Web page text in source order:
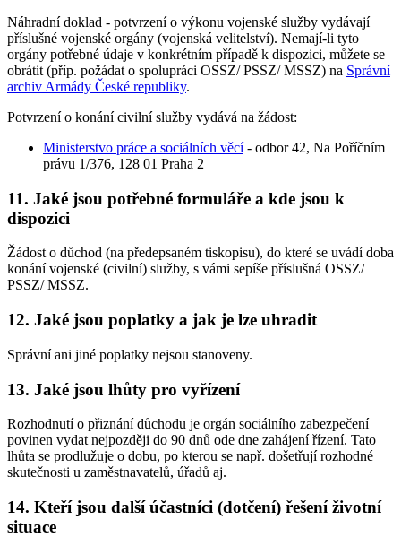
Náhradní doklad - potvrzení o výkonu vojenské služby vydávají
příslušné vojenské orgány (vojenská velitelství). Nemají-li tyto
orgány potřebné údaje v konkrétním případě k dispozici, můžete se
obrátit (příp. požádat o spolupráci OSSZ/ PSSZ/ MSSZ) na Správní
archiv Armády České republiky.
Potvrzení o konání civilní služby vydává na žádost:
Ministerstvo práce a sociálních věcí- odbor 42, Na Poříčním
právu 1/376, 128 01 Praha 2
11. Jaké jsou potřebné formuláře a kde jsou k
dispozici
Žádost o důchod (na předepsaném tiskopisu), do které se uvádí doba
konání vojenské (civilní) služby, s vámi sepíše příslušná OSSZ/
PSSZ/ MSSZ.
12. Jaké jsou poplatky a jak je lze uhradit
Správní ani jiné poplatky nejsou stanoveny.
13. Jaké jsou lhůty pro vyřízení
Rozhodnutí o přiznání důchodu je orgán sociálního zabezpečení
povinen vydat nejpozději do 90 dnů ode dne zahájení řízení. Tato
lhůta se prodlužuje o dobu, po kterou se např. došetřují rozhodné
skutečnosti u zaměstnavatelů, úřadů aj.
14. Kteří jsou další účastníci (dotčení) řešení životní
situace